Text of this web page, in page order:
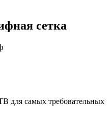
сетка
для самых требовательных